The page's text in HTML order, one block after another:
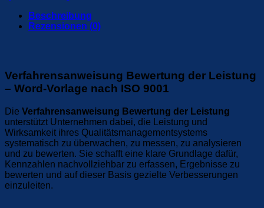
Beschreibung
Rezensionen (0)
Verfahrensanweisung Bewertung der Leistung
– Word-Vorlage nach ISO 9001
Die Verfahrensanweisung Bewertung der Leistung
unterstützt Unternehmen dabei, die Leistung und
Wirksamkeit ihres Qualitätsmanagementsystems
systematisch zu überwachen, zu messen, zu analysieren
und zu bewerten. Sie schafft eine klare Grundlage dafür,
Kennzahlen nachvollziehbar zu erfassen, Ergebnisse zu
bewerten und auf dieser Basis gezielte Verbesserungen
einzuleiten.